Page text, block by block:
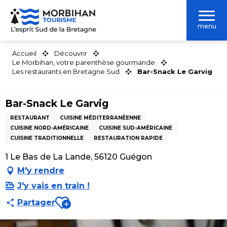
Aller
contenu
menu
Accueil
Découvrir
Le Morbihan, votre parenthèse gourmande
Les restaurants en Bretagne Sud
Bar-Snack Le Garvig
Bar-Snack Le Garvig
RESTAURANT
CUISINE MÉDITERRANÉENNE
CUISINE NORD-AMÉRICAINE
CUISINE SUD-AMÉRICAINE
CUISINE TRADITIONNELLE
RESTAURATION RAPIDE
1 Le Bas de La Lande, 56120 Guégon
M'y rendre
J'y vais en train !
PartagerAjouter aux favoris